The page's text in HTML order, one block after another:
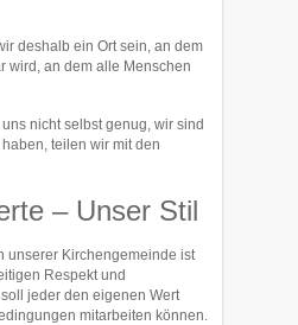
deshalb ein Ort sein, an dem
wird, an dem alle Menschen
nicht selbst genug, wir sind
teilen wir mit den
– Unser Stil
unserer Kirchengemeinde ist
Respekt und
jeder den ei­genen Wert
mitarbeiten können.